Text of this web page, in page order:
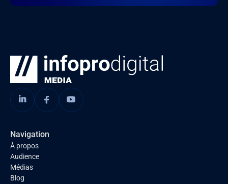
Navigation
À propos
Audience
Médias
Blog